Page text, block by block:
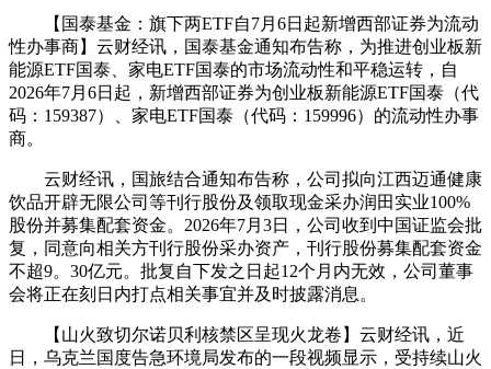
【国泰基金：旗下两ETF自7月6日起新增西部证券为流动
性办事商】云财经讯，国泰基金通知布告称，为推进创业板新
能源ETF国泰、家电ETF国泰的市场流动性和平稳运转，自
2026年7月6日起，新增西部证券为创业板新能源ETF国泰（代
码：159387）、家电ETF国泰（代码：159996）的流动性办事
商。
云财经讯，国旅结合通知布告称，公司拟向江西迈通健康
饮品开辟无限公司等刊行股份及领取现金采办润田实业100%
股份并募集配套资金。2026年7月3日，公司收到中国证监会批
复，同意向相关方刊行股份采办资产，刊行股份募集配套资金
不超9。30亿元。批复自下发之日起12个月内无效，公司董事
会将正在刻日内打点相关事宜并及时披露消息。
【山火致切尔诺贝利核禁区呈现火龙卷】云财经讯，近
日，乌克兰国度告急环境局发布的一段视频显示，受持续山火